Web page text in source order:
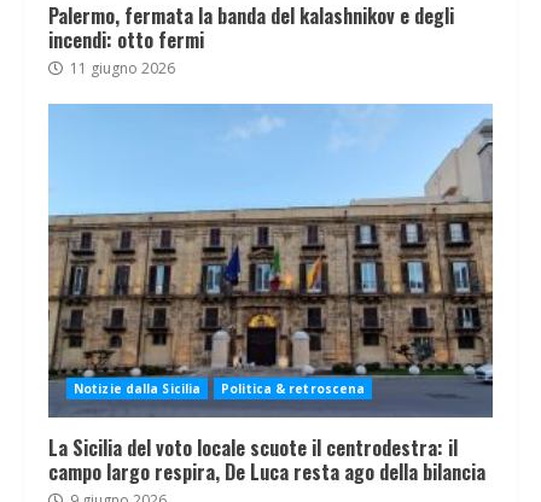
Palermo, fermata la banda del kalashnikov e degli
incendi: otto fermi
11 giugno 2026
Notizie dalla Sicilia Politica & retroscena
La Sicilia del voto locale scuote il centrodestra: il
campo largo respira, De Luca resta ago della bilancia